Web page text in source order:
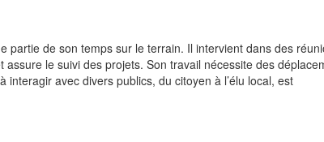
partie de son temps sur le terrain. Il intervient dans des
le suivi des projets. Son travail nécessite des
avec divers publics, du citoyen à l’élu local, est